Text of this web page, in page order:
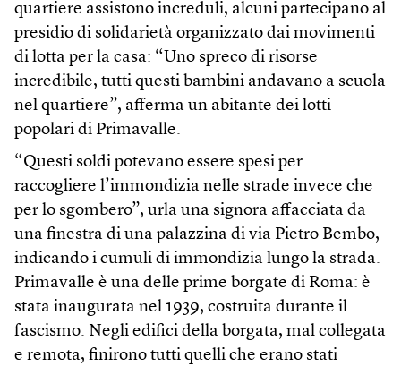
quartiere assistono increduli, alcuni partecipano al
presidio di solidarietà organizzato dai movimenti
di lotta per la casa: “Uno spreco di risorse
incredibile, tutti questi bambini andavano a scuola
nel quartiere”, afferma un abitante dei lotti
popolari di Primavalle.
“Questi soldi potevano essere spesi per
raccogliere l’immondizia nelle strade invece che
per lo sgombero”, urla una signora affacciata da
una finestra di una palazzina di via Pietro Bembo,
indicando i cumuli di immondizia lungo la strada.
Primavalle è una delle prime borgate di Roma: è
stata inaugurata nel 1939, costruita durante il
fascismo. Negli edifici della borgata, mal collegata
e remota, finirono tutti quelli che erano stati